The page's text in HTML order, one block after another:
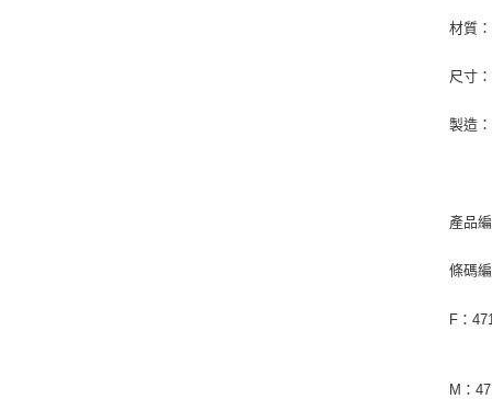
材質：
尺寸：
製造：
產品
條碼
F：
M：